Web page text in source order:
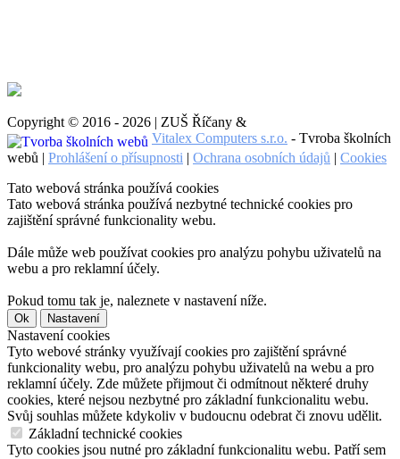
Copyright © 2016 - 2026 | ZUŠ Říčany &
Vitalex Computers s.r.o. - Tvroba školních
webů | Prohlášení o přísupnosti | Ochrana osobních údajů | Cookies
Tato webová stránka používá cookies
Tato webová stránka používá nezbytné technické cookies pro
zajištění správné funkcionality webu.
Dále může web používat cookies pro analýzu pohybu uživatelů na
webu a pro reklamní účely.
Pokud tomu tak je, naleznete v nastavení níže.
Ok Nastavení
Nastavení cookies
Tyto webové stránky využívají cookies pro zajištění správné
funkcionality webu, pro analýzu pohybu uživatelů na webu a pro
reklamní účely. Zde můžete přijmout či odmítnout některé druhy
cookies, které nejsou nezbytné pro základní funkcionalitu webu.
Svůj souhlas můžete kdykoliv v budoucnu odebrat či znovu udělit.
Základní technické cookies
Tyto cookies jsou nutné pro základní funkcionalitu webu. Patří sem